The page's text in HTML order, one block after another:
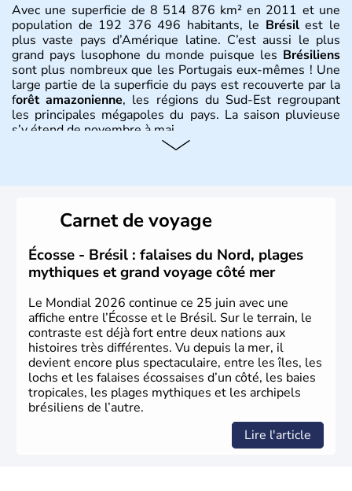
Avec une superficie de 8 514 876 km² en 2011 et une
population de 192 376 496 habitants, le Brésilest le
plus vaste pays d’Amérique latine. C’est aussi le plus
grand pays lusophone du monde puisque les Brésiliens
sont plus nombreux que les Portugais eux-mêmes ! Une
large partie de la superficie du pays est recouverte par la
forêt amazonienne, les régions du Sud-Est regroupant
les principales mégapoles du pays. La saison pluvieuse
s’y étend de novembre à mai.
du Brésil ont été atteintes par le portugais Cabral en
1500. Durant le XVIe siècle, de très nombreux esclaves
venus d'Afrique ont permis une large exploitation des
ressources en sucre du pays.
Carnet de voyage
Écosse - Brésil : falaises du Nord, plages
mythiques et grand voyage côté mer
Le Mondial 2026 continue ce 25 juin avec une
affiche entre l’Écosse et le Brésil. Sur le terrain, le
contraste est déjà fort entre deux nations aux
histoires très différentes. Vu depuis la mer, il
devient encore plus spectaculaire, entre les îles, les
lochs et les falaises écossaises d’un côté, les baies
tropicales, les plages mythiques et les archipels
brésiliens de l’autre.
Lire l'article